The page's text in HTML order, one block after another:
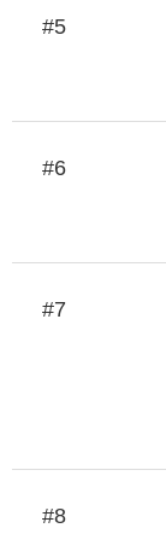
#5
#6
#7
#8